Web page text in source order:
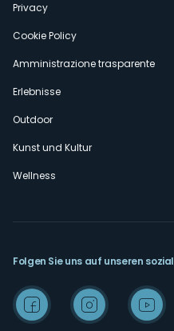
Privacy
Cookie Policy
Amministrazione trasparente
Erlebnisse
Outdoor
Kunst und Kultur
Wellness
Folgen Sie uns auf unseren